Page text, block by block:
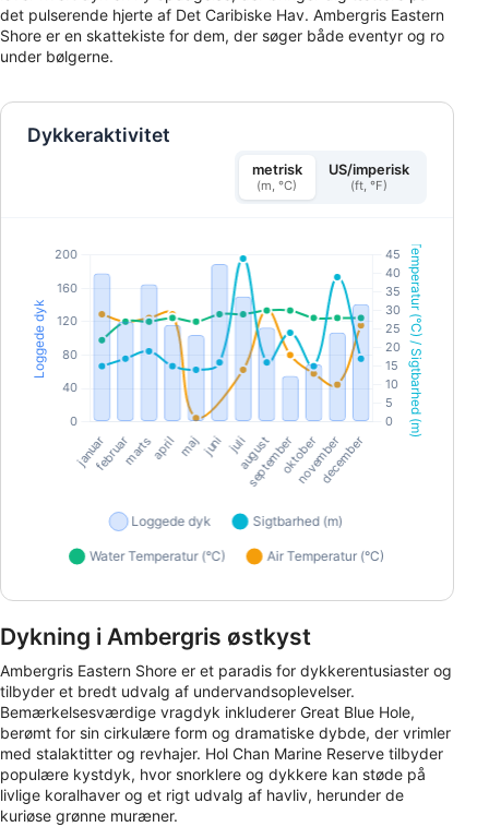
det pulserende hjerte af Det Caribiske Hav. Ambergris Eastern
Shore er en skattekiste for dem, der søger både eventyr og ro
under bølgerne.
Dykkeraktivitet
metrisk
(m, °C)
US/imperisk
(ft, °F)
Dykning i Ambergris østkyst
Ambergris Eastern Shore er et paradis for dykkerentusiaster og
tilbyder et bredt udvalg af undervandsoplevelser.
Bemærkelsesværdige vragdyk inkluderer Great Blue Hole,
berømt for sin cirkulære form og dramatiske dybde, der vrimler
med stalaktitter og revhajer. Hol Chan Marine Reserve tilbyder
populære kystdyk, hvor snorklere og dykkere kan støde på
livlige koralhaver og et rigt udvalg af havliv, herunder de
kuriøse grønne muræner.